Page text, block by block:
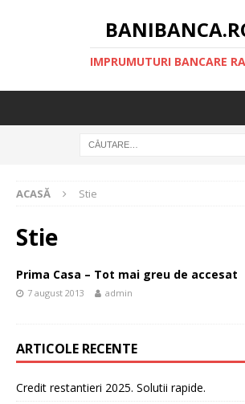
IMPRUMUTURI BANCARE
ACASĂ Stie
Stie
Prima Casa – Tot mai greu de accesat
7 august 2013 admin
ARTICOLE RECENTE
Credit restantieri 2025. Solutii rapide.